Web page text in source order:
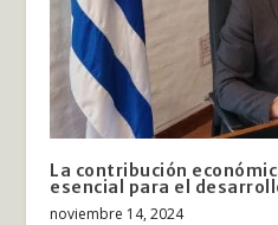
La contribución
esencial para el
noviembre 14, 2024